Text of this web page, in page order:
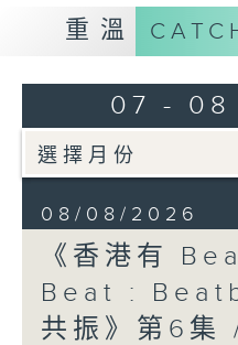
重溫
07 - 08
08/08/2026
《香港有
Beat :
共振》第6集